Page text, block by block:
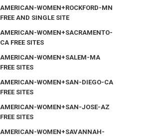
AMERICAN-WOMEN+ROCKFORD-MN
FREE AND SINGLE SITE
AMERICAN-WOMEN+SACRAMENTO-
CA FREE SITES
AMERICAN-WOMEN+SALEM-MA
FREE SITES
AMERICAN-WOMEN+SAN-DIEGO-CA
FREE SITES
AMERICAN-WOMEN+SAN-JOSE-AZ
FREE SITES
AMERICAN-WOMEN+SAVANNAH-